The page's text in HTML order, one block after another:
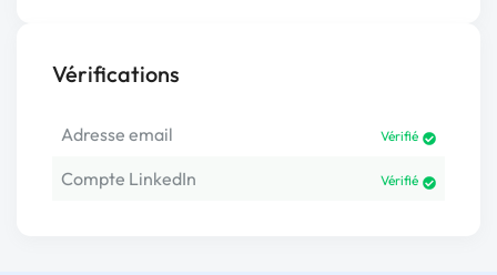
Vérifications
Adresse email Vérifié
Compte LinkedIn Vérifié